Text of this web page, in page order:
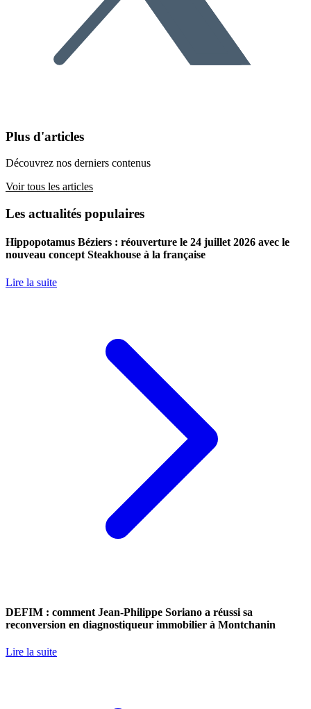
Plus d'articles
Découvrez nos derniers contenus
Voir tous les articles
Les actualités populaires
Hippopotamus Béziers : réouverture le 24 juillet 2026 avec le
nouveau concept Steakhouse à la française
Lire la suite
DEFIM : comment Jean-Philippe Soriano a réussi sa
reconversion en diagnostiqueur immobilier à Montchanin
Lire la suite